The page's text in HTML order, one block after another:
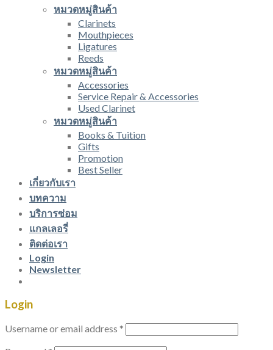
หมวดหมู่สินค้า
Clarinets
Mouthpieces
Ligatures
Reeds
หมวดหมู่สินค้า
Accessories
Service Repair & Accessories
Used Clarinet
หมวดหมู่สินค้า
Books & Tuition
Gifts
Promotion
Best Seller
เกี่ยวกับเรา
บทความ
บริการซ่อม
แกลเลอรี่
ติดต่อเรา
Login
Newsletter
Login
Username or email address *